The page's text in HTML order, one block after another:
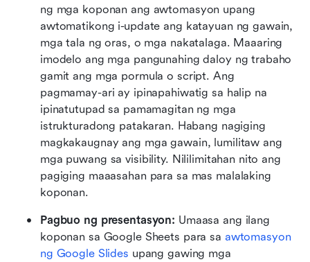
ng mga koponan ang awtomasyon upang
awtomatikong i-update ang katayuan ng gawain,
mga tala ng oras, o mga nakatalaga. Maaaring
imodelo ang mga pangunahing daloy ng trabaho
gamit ang mga pormula o script. Ang
pagmamay-ari ay ipinapahiwatig sa halip na
ipinatutupad sa pamamagitan ng mga
istrukturadong patakaran. Habang nagiging
magkakaugnay ang mga gawain, lumilitaw ang
mga puwang sa visibility. Nililimitahan nito ang
pagiging maaasahan para sa mas malalaking
koponan.
Pagbuo ng presentasyon: Umaasa ang ilang
koponan sa Google Sheets para sa awtomasyon
ng Google Slides upang gawing mga